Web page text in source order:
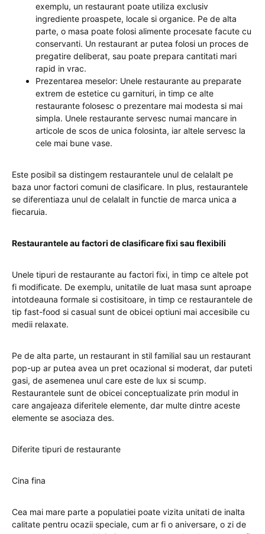
exemplu, un restaurant poate utiliza exclusiv
ingrediente proaspete, locale si organice. Pe de alta
parte, o masa poate folosi alimente procesate facute cu
conservanti. Un restaurant ar putea folosi un proces de
pregatire deliberat, sau poate prepara cantitati mari
rapid in vrac.
Prezentarea meselor: Unele restaurante au preparate
extrem de estetice cu garnituri, in timp ce alte
restaurante folosesc o prezentare mai modesta si mai
simpla. Unele restaurante servesc numai mancare in
articole de scos de unica folosinta, iar altele servesc la
cele mai bune vase.
Este posibil sa distingem restaurantele unul de celalalt pe
baza unor factori comuni de clasificare. In plus, restaurantele
se diferentiaza unul de celalalt in functie de marca unica a
fiecaruia.
Restaurantele au factori de clasificare fixi sau flexibili
Unele tipuri de restaurante au factori fixi, in timp ce altele pot
fi modificate. De exemplu, unitatile de luat masa sunt aproape
intotdeauna formale si costisitoare, in timp ce restaurantele de
tip fast-food si casual sunt de obicei optiuni mai accesibile cu
medii relaxate.
Pe de alta parte, un restaurant in stil familial sau un restaurant
pop-up ar putea avea un pret ocazional si moderat, dar puteti
gasi, de asemenea unul care este de lux si scump.
Restaurantele sunt de obicei conceptualizate prin modul in
care angajeaza diferitele elemente, dar multe dintre aceste
elemente se asociaza des.
Diferite tipuri de restaurante
Cina fina
Cea mai mare parte a populatiei poate vizita unitati de inalta
calitate pentru ocazii speciale, cum ar fi o aniversare, o zi de